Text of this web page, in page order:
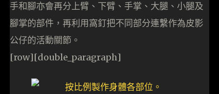
手和腳亦會再分上臂、下臂、手掌、大腿、小腿及
腳掌的部件，再利用窩釘把不同部分連繫作為皮影
公仔的活動關節。
[row][double_paragraph]